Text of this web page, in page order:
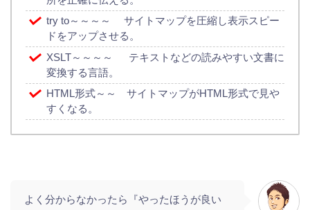
try to～～～～ サイトマップを圧縮し表示スピー
ドをアップさせる。
XSLT～～～～ テキストなどの読みやすい文書に
変換する言語。
HTML形式～～ サイトマップがHTML形式で見や
すくなる。
よく分からなかったら『やったほうが良い